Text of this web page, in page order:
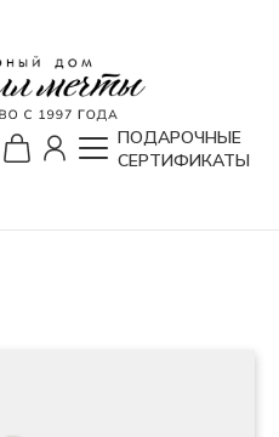
ПОДАРОЧНЫЕ
СЕРТИФИКАТЫ